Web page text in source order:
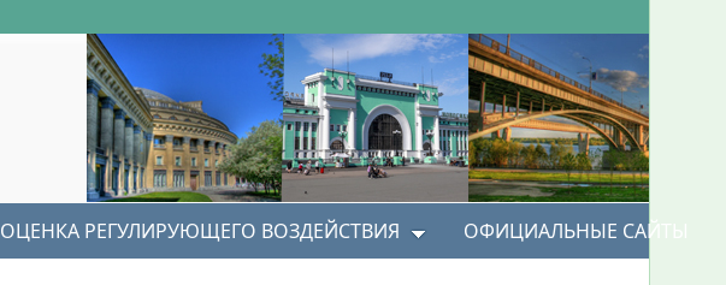
ОЦЕНКА РЕГУЛИРУЮЩЕГО ВОЗДЕЙСТВИЯ ОФИЦИАЛЬНЫЕ САЙТЫ